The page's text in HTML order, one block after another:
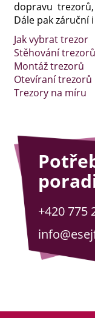
dopravu
Dále pak záruční
Jak vybrat trezor
Stěhování trezorů
Montáž trezorů
Otevíraní trezorů
Trezory na míru
+420 775